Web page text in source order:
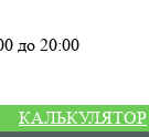
до 20:00
КАЛЬКУЛЯТОР